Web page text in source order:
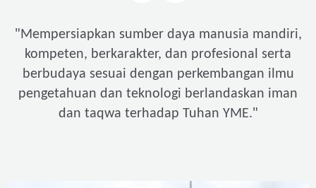
"Mempersiapkan sumber daya manusia mandiri,
kompeten, berkarakter, dan profesional serta
berbudaya sesuai dengan perkembangan ilmu
pengetahuan dan teknologi berlandaskan iman
dan taqwa terhadap Tuhan YME."